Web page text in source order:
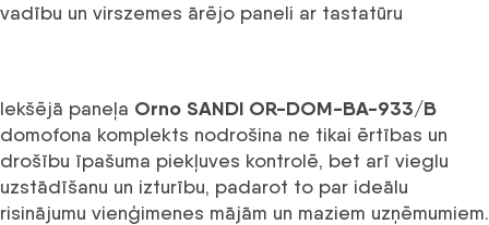
vadību un virszemes ārējo paneli ar tastatūru
Iekšējā paneļa Orno SANDI OR-DOM-BA-933/B
domofona komplekts nodrošina ne tikai ērtības un
drošību īpašuma piekļuves kontrolē, bet arī vieglu
uzstādīšanu un izturību, padarot to par ideālu
risinājumu vienģimenes mājām un maziem uzņēmumiem.